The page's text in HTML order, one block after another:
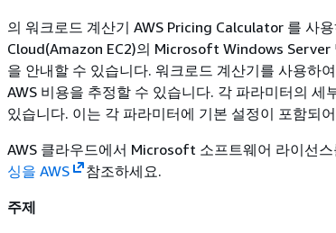
의 워크로드 계산기 AWS Pricing Calculator 를 사
Cloud(Amazon EC2)의 Microsoft Windows Server
을 안내할 수 있습니다. 워크로드 계산기를 사용하
AWS 비용을 추정할 수 있습니다. 각 파라미터의
있습니다. 이는 각 파라미터에 기본 설정이 포함되
AWS 클라우드에서 Microsoft 소프트웨어 라이선
싱을 AWS
참조하세요.
주제